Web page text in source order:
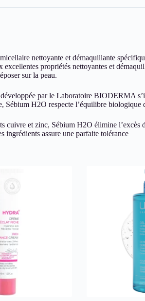
nettoyante et démaquillante
excellentes propriétés nettoyantes et
sur la peau.
par le Laboratoire BIODERMA
Sébium H2O respecte l’équilibre biologique
cuivre et zinc, Sébium H2O élimine l’excès
ingrédients assure une parfaite tolérance